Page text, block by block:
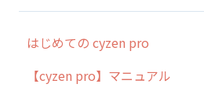
はじめての cyzen pro
cyzen pro とは？
【cyzen pro】マニュアル